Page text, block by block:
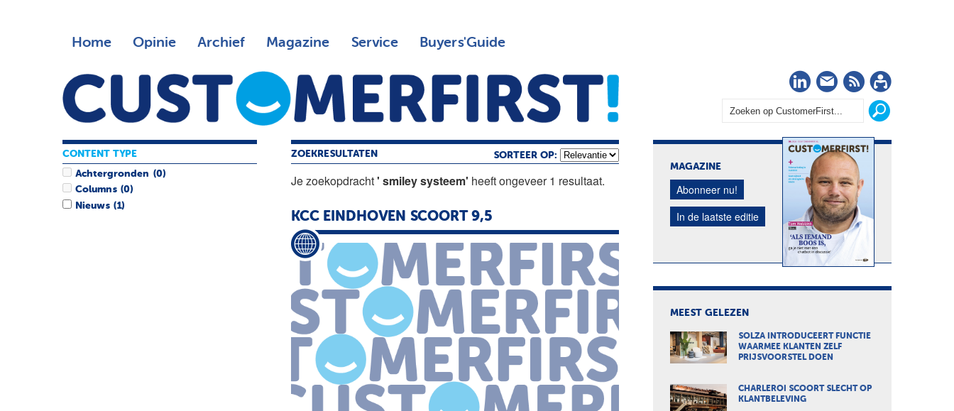
Home Opinie Archief Magazine Service Buyers'Guide
LinkedIn
Nieuwsbrief
RSS
ZOEKRESULTATEN SORTEER OP:
Je zoekopdracht' smiley systeem' heeft ongeveer 1 resultaat.
KCC EINDHOVEN SCOORT 9,5
CONTENT TYPE
Achtergronden (0)
Columns (0)
Nieuws (1)
MAGAZINE
Abonneer nu!
In de laatste editie
MEEST GELEZEN
SOLZA INTRODUCEERT FUNCTIE
WAARMEE KLANTEN ZELF
PRIJSVOORSTEL DOEN
CHARLEROI SCOORT SLECHT OP
KLANTBELEVING